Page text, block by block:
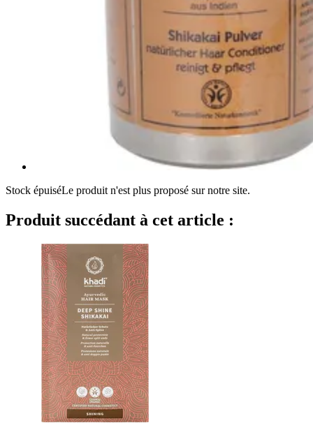
Stock épuiséLe produit n'est plus proposé sur notre site.
Produit succédant à cet article :